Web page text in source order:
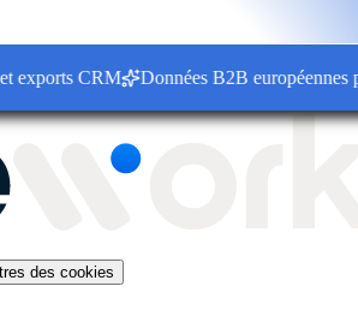
CRM Données B2B européennes pour
des cookies